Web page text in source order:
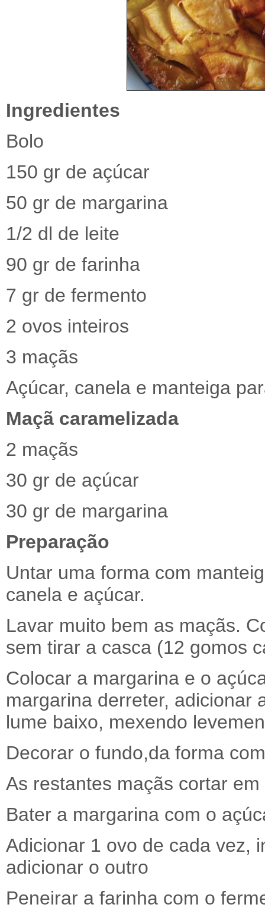
Ingredientes
Bolo
150 gr de açúcar
50 gr de margarina
1/2 dl de leite
90 gr de farinha
7 gr de fermento
2 ovos inteiros
3 maçãs
Açúcar, canela e manteiga
Maçã caramelizada
2 maçãs
30 gr de açúcar
30 gr de margarina
Preparação
Untar uma forma com
canela e açúcar.
Lavar muito bem as maçãs.
sem tirar a casca (12 gomos
Colocar a margarina e o
margarina derreter, adicionar
lume baixo, mexendo
Decorar o fundo,da forma
As restantes maçãs cortar
Bater a margarina com o
Adicionar 1 ovo de cada vez,
adicionar o outro
Peneirar a farinha com o